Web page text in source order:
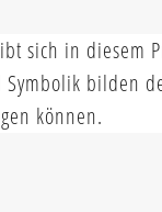
sich in diesem
bilden
können.